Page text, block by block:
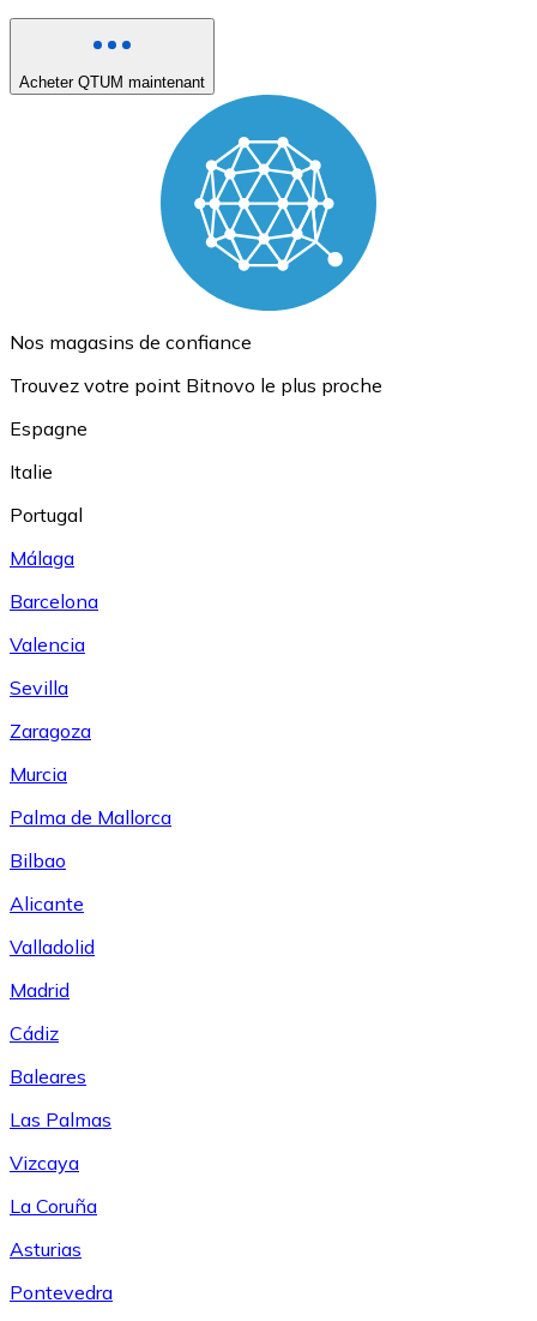
Acheter QTUM maintenant
Nos magasins de confiance
Trouvez votre point Bitnovo le plus proche
Espagne
Italie
Portugal
Málaga
Barcelona
Valencia
Sevilla
Zaragoza
Murcia
Palma de Mallorca
Bilbao
Alicante
Valladolid
Madrid
Cádiz
Baleares
Las Palmas
Vizcaya
La Coruña
Asturias
Pontevedra